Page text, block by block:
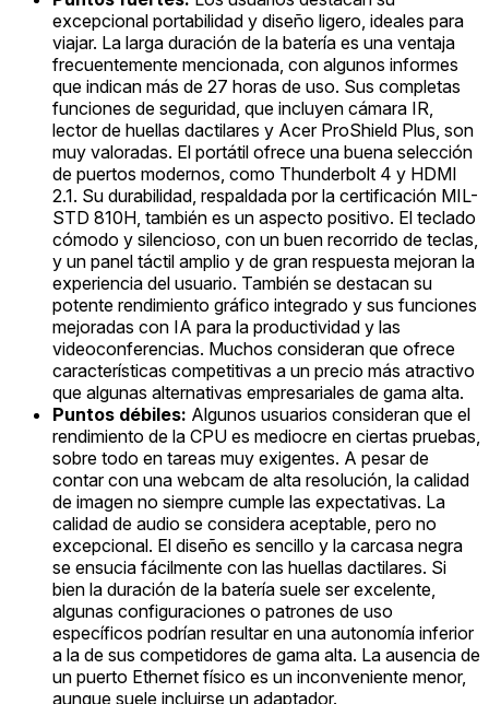
excepcional portabilidad y diseño ligero, ideales para
viajar. La larga duración de la batería es una ventaja
frecuentemente mencionada, con algunos informes
que indican más de 27 horas de uso. Sus completas
funciones de seguridad, que incluyen cámara IR,
lector de huellas dactilares y Acer ProShield Plus, son
muy valoradas. El portátil ofrece una buena selección
de puertos modernos, como Thunderbolt 4 y HDMI
2.1. Su durabilidad, respaldada por la certificación MIL-
STD 810H, también es un aspecto positivo. El teclado
cómodo y silencioso, con un buen recorrido de teclas,
y un panel táctil amplio y de gran respuesta mejoran la
experiencia del usuario. También se destacan su
potente rendimiento gráfico integrado y sus funciones
mejoradas con IA para la productividad y las
videoconferencias. Muchos consideran que ofrece
características competitivas a un precio más atractivo
que algunas alternativas empresariales de gama alta.
Puntos débiles: Algunos usuarios consideran que el
rendimiento de la CPU es mediocre en ciertas pruebas,
sobre todo en tareas muy exigentes. A pesar de
contar con una webcam de alta resolución, la calidad
de imagen no siempre cumple las expectativas. La
calidad de audio se considera aceptable, pero no
excepcional. El diseño es sencillo y la carcasa negra
se ensucia fácilmente con las huellas dactilares. Si
bien la duración de la batería suele ser excelente,
algunas configuraciones o patrones de uso
específicos podrían resultar en una autonomía inferior
a la de sus competidores de gama alta. La ausencia de
un puerto Ethernet físico es un inconveniente menor,
aunque suele incluirse un adaptador.